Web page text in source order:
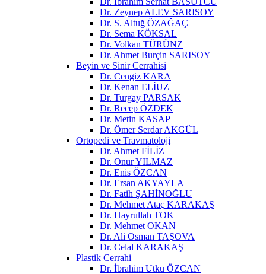
Dr. Zeynep ALEV SARISOY
Dr. S. Altuğ ÖZAĞAÇ
Dr. Sema KÖKSAL
Dr. Volkan TÜRÜNZ
Dr. Ahmet Burçin SARISOY
Beyin ve Sinir Cerrahisi
Dr. Cengiz KARA
Dr. Kenan ELİUZ
Dr. Turgay PARSAK
Dr. Recep ÖZDEK
Dr. Metin KASAP
Dr. Ömer Serdar AKGÜL
Ortopedi ve Travmatoloji
Dr. Ahmet FİLİZ
Dr. Onur YILMAZ
Dr. Enis ÖZCAN
Dr. Ersan AKYAYLA
Dr. Fatih ŞAHİNOĞLU
Dr. Mehmet Ataç KARAKAŞ
Dr. Hayrullah TOK
Dr. Mehmet OKAN
Dr. Ali Osman TAŞOVA
Dr. Celal KARAKAŞ
Plastik Cerrahi
Dr. İbrahim Utku ÖZCAN